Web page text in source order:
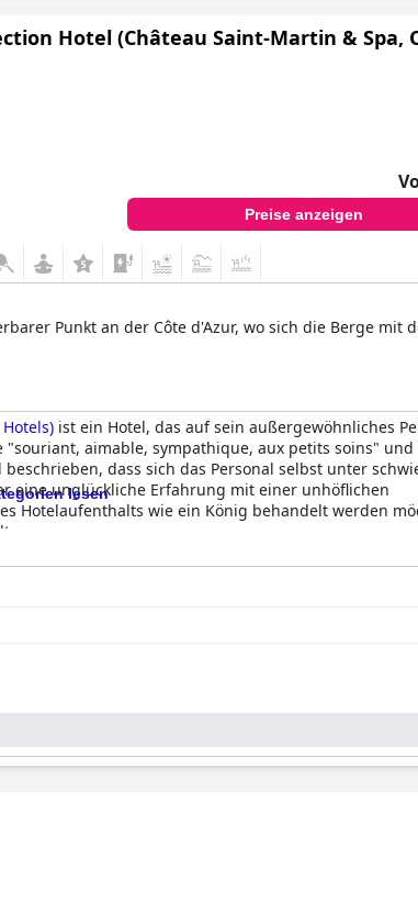
Hotel (Château Saint-Martin & Spa,
Preise anzeigen
Punkt an der Côte d'Azur, wo sich die Berge mit
ist ein Hotel, das auf sein außergewöhnliches
aimable, sympathique, aux petits soins" und
dass sich das Personal selbst unter
eine unglückliche Erfahrung mit einer unhöflichen
Hotelaufenthalts wie ein König behandelt werden
lesen